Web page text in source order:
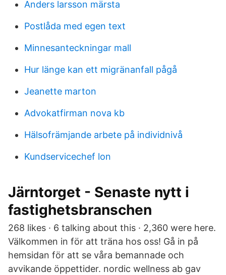
Anders larsson märsta
Postlåda med egen text
Minnesanteckningar mall
Hur länge kan ett migränanfall pågå
Jeanette marton
Advokatfirman nova kb
Hälsofrämjande arbete på individnivå
Kundservicechef lon
Järntorget - Senaste nytt i
fastighetsbranschen
268 likes · 6 talking about this · 2,360 were here.
Välkommen in för att träna hos oss! Gå in på
hemsidan för att se våra bemannade och
avvikande öppettider. nordic wellness ab gav